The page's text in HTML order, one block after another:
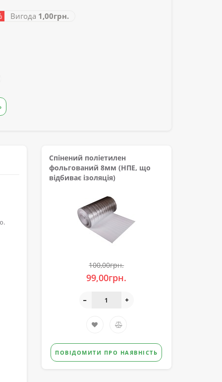
Вигода 1,00грн.
Спінений поліетилен
фольгований 8мм (НПЕ, що
відбиває ізоляція)
100,00грн.
99,00грн.
ПОВІДОМИТИ ПРО НАЯВНІСТЬ